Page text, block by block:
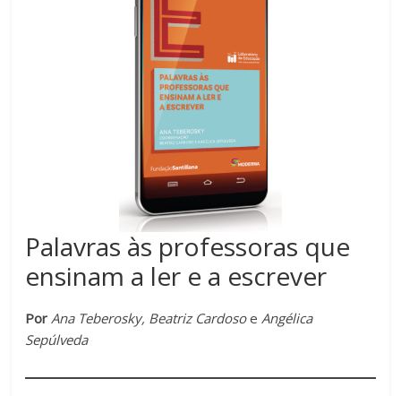
Palavras às professoras que
ensinam a ler e a escrever
Por Ana Teberosky, Beatriz Cardosoe Angélica
Sepúlveda